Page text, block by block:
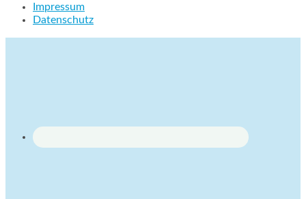
Impressum
Datenschutz